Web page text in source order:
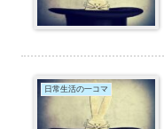
日常生活の一コマ